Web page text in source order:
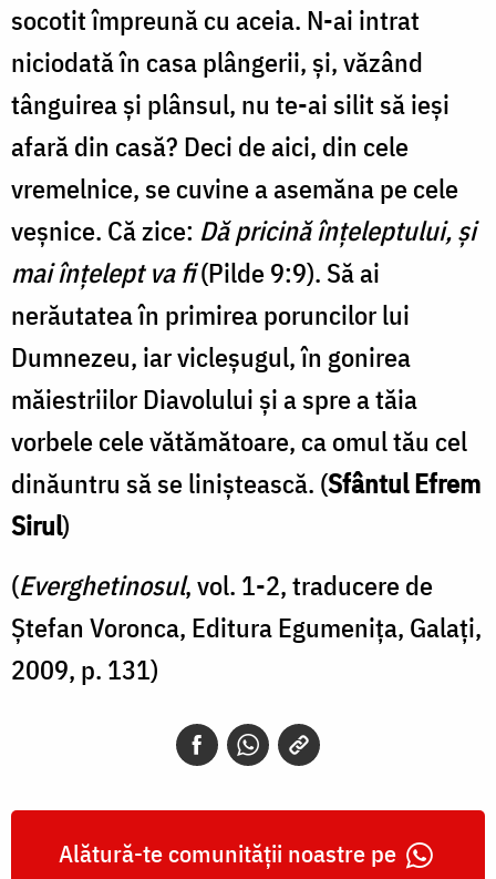
socotit împreună cu aceia. N-ai intrat
niciodată în casa plângerii, şi, văzând
tânguirea şi plânsul, nu te-ai silit să ieşi
afară din casă? Deci de aici, din cele
vremelnice, se cuvine a asemăna pe cele
veşnice. Că zice: Dă pricină înţeleptului, şi
mai înţelept va fi(Pilde 9:9). Să ai
nerăutatea în primirea poruncilor lui
Dumnezeu, iar vicleşugul, în gonirea
măiestriilor Diavolului şi a spre a tăia
vorbele cele vătămătoare, ca omul tău cel
dinăuntru să se liniştească. (Sfântul Efrem
Sirul)
(Everghetinosul, vol. 1-2, traducere de
Ștefan Voronca, Editura Egumenița, Galați,
2009, p. 131)
Alătură-te comunității noastre pe